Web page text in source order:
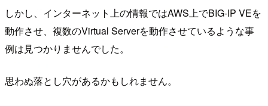
しかし、インターネット上の情報ではAWS上でBIG-IP VEを
動作させ、複数のVirtual Serverを動作させているような事
例は見つかりませんでした。
思わぬ落とし穴があるかもしれません。